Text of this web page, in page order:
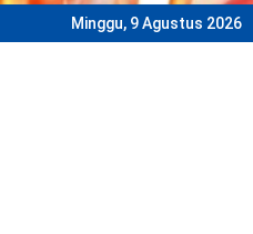
Minggu, 9 Agustus 2026